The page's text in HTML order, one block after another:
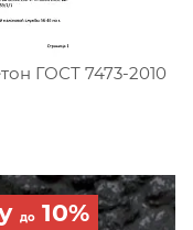
соответствия
ГОСТ 7473-2010
до10%